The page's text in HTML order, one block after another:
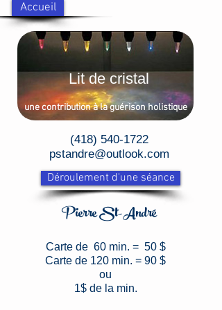
Accueil
Lit de cristal
une contribution à la guérison holistique
(418) 540-1722
pstandre@outlook.com
Déroulement d'une séance
Pierre St-André
Carte de 60 min. = 50 $
Carte de 120 min. = 90 $
ou
1$ de la min.